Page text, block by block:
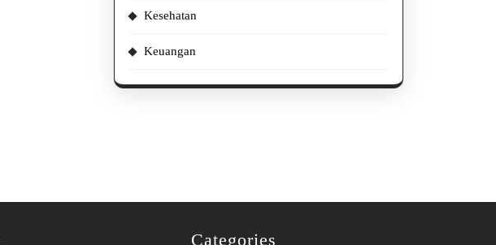
Kesehatan
Keuangan
Categories